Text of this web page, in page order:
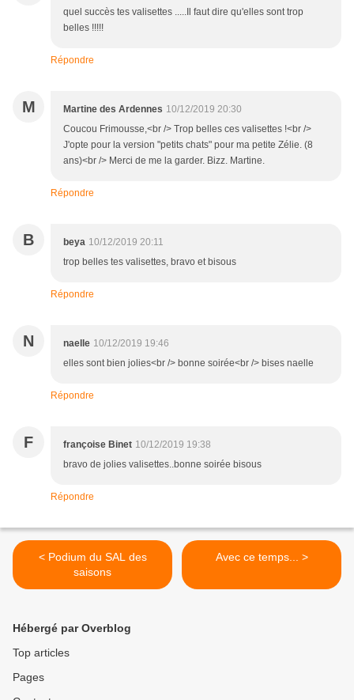
quel succès tes valisettes .....Il faut dire qu'elles sont trop
belles !!!!!
Répondre
M Martine des Ardennes 10/12/2019 20:30
Coucou Frimousse,<br /> Trop belles ces valisettes !<br />
J'opte pour la version "petits chats" pour ma petite Zélie. (8
ans)<br /> Merci de me la garder. Bizz. Martine.
Répondre
B beya 10/12/2019 20:11
trop belles tes valisettes, bravo et bisous
Répondre
N naelle 10/12/2019 19:46
elles sont bien jolies<br /> bonne soirée<br /> bises naelle
Répondre
F françoise Binet 10/12/2019 19:38
bravo de jolies valisettes..bonne soirée bisous
Répondre
< Podium du SAL des
saisons
Avec ce temps... >
Hébergé par Overblog
Top articles
Pages